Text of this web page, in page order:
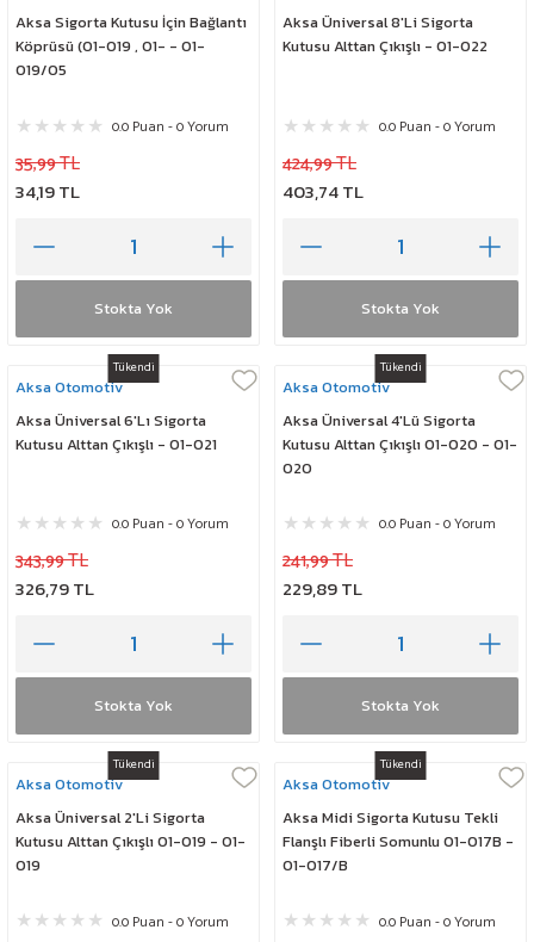
Aksa Sigorta Kutusu İçin Bağlantı
Köprüsü (01-019 , 01- - 01-
019/05
0.0 Puan - 0 Yorum
35,99 TL
34,19 TL
Stokta Yok
Aksa Üniversal 8'Li Sigorta
Kutusu Alttan Çıkışlı - 01-022
0.0 Puan - 0 Yorum
424,99 TL
403,74 TL
Stokta Yok
Tükendi
Aksa Otomotiv
Aksa Üniversal 6'Lı Sigorta
Kutusu Alttan Çıkışlı - 01-021
0.0 Puan - 0 Yorum
343,99 TL
326,79 TL
Stokta Yok
Tükendi
Aksa Otomotiv
Aksa Üniversal 4'Lü Sigorta
Kutusu Alttan Çıkışlı 01-020 - 01-
020
0.0 Puan - 0 Yorum
241,99 TL
229,89 TL
Stokta Yok
Tükendi
Aksa Otomotiv
Aksa Üniversal 2'Li Sigorta
Kutusu Alttan Çıkışlı 01-019 - 01-
019
0.0 Puan - 0 Yorum
Tükendi
Aksa Otomotiv
Aksa Midi Sigorta Kutusu Tekli
Flanşlı Fiberli Somunlu 01-017B -
01-017/B
0.0 Puan - 0 Yorum